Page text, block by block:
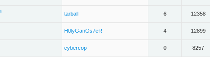
tarball 6 12358
H0lyGanGs7eR 4 12899
cybercop 0 8257